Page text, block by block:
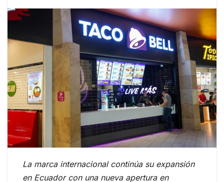
La marca internacional continúa su expansión
en Ecuador con una nueva apertura en